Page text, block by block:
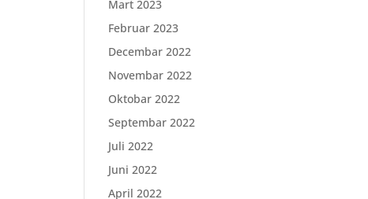
Mart 2023
Februar 2023
Decembar 2022
Novembar 2022
Oktobar 2022
Septembar 2022
Juli 2022
Juni 2022
April 2022